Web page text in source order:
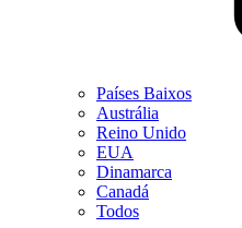
Países Baixos
Austrália
Reino Unido
EUA
Dinamarca
Canadá
Todos